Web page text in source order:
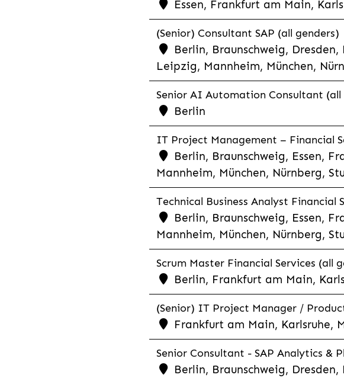
Essen, Frankfurt am Main,
(Senior) Consultant SAP (all genders)
Berlin, Braunschweig,
Leipzig, Mannheim, München,
Senior AI Automation Consultant (all
Berlin
IT Project Management – Financial
Berlin, Braunschweig, Essen,
Mannheim, München, Nürnberg,
Technical Business Analyst Financial
Berlin, Braunschweig, Essen,
Mannheim, München, Nürnberg,
Scrum Master Financial Services (all
Berlin, Frankfurt am Main,
(Senior) IT Project Manager /
Frankfurt am Main, Karlsruhe,
Senior Consultant - SAP Analytics &
Berlin, Braunschweig,